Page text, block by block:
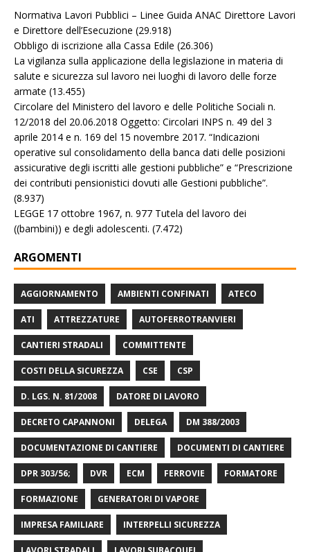
Normativa Lavori Pubblici – Linee Guida ANAC Direttore Lavori
e Direttore dell’Esecuzione (29.918)
Obbligo di iscrizione alla Cassa Edile (26.306)
La vigilanza sulla applicazione della legislazione in materia di
salute e sicurezza sul lavoro nei luoghi di lavoro delle forze
armate (13.455)
Circolare del Ministero del lavoro e delle Politiche Sociali n.
12/2018 del 20.06.2018 Oggetto: Circolari INPS n. 49 del 3
aprile 2014 e n. 169 del 15 novembre 2017. “Indicazioni
operative sul consolidamento della banca dati delle posizioni
assicurative degli iscritti alle gestioni pubbliche” e “Prescrizione
dei contributi pensionistici dovuti alle Gestioni pubbliche”.
(8.937)
LEGGE 17 ottobre 1967, n. 977 Tutela del lavoro dei
((bambini)) e degli adolescenti. (7.472)
ARGOMENTI
AGGIORNAMENTO AMBIENTI CONFINATI ATECO
ATI ATTREZZATURE AUTOFERROTRANVIERI
CANTIERI STRADALI COMMITTENTE
COSTI DELLA SICUREZZA CSE CSP
D. LGS. N. 81/2008 DATORE DI LAVORO
DECRETO CAPANNONI DELEGA DM 388/2003
DOCUMENTAZIONE DI CANTIERE DOCUMENTI DI CANTIERE
DPR 303/56; DVR ECM FERROVIE FORMATORE
FORMAZIONE GENERATORI DI VAPORE
IMPRESA FAMILIARE INTERPELLI SICUREZZA